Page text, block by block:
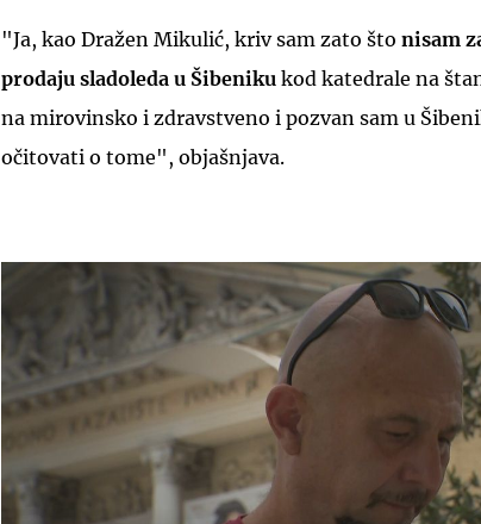
"Ja, kao Dražen Mikulić, kriv sam zato što nisam
prodaju sladoleda u Šibeniku kod katedrale na
na mirovinsko i zdravstveno i pozvan sam u
očitovati o tome", objašnjava.
UKLJUČITE